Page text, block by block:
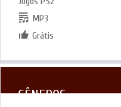
MP3
Grátis
GÊNEROS